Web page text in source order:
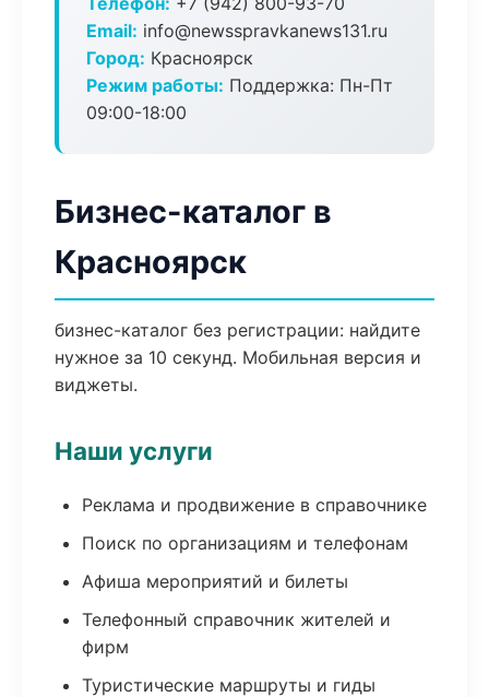
Email: info@newsspravkanews131.ru
Город: Красноярск
Режим работы: Поддержка: Пн-Пт
09:00-18:00
Бизнес-каталог в
Красноярск
бизнес-каталог без регистрации: найдите
нужное за 10 секунд. Мобильная версия и
виджеты.
Наши услуги
Реклама и продвижение в справочнике
Поиск по организациям и телефонам
Афиша мероприятий и билеты
Телефонный справочник жителей и
фирм
Туристические маршруты и гиды